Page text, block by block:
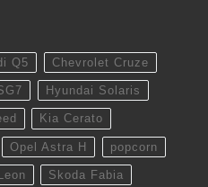
Q5 Chevrolet Cruze
Hyundai Solaris
Kia Cerato
Opel Astra H popcorn
Skoda Fabia